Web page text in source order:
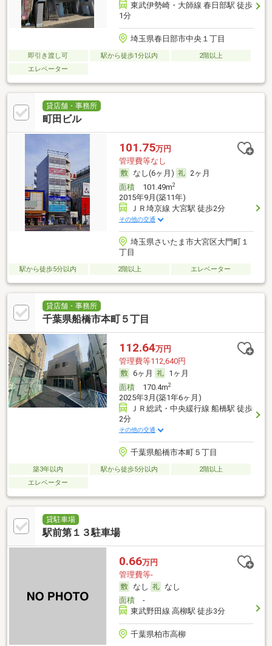
東武伊勢崎・大師線 春日部駅 徒歩
1分
埼玉県春日部市中央１丁目
即引き渡し可 駅から徒歩1分以内
2階以上
エレベーター
貸店舗・事務所
町田ビル
101.75万円
管理費等なし
なし(6ヶ月)
2ヶ月
面積101.49m2
2015年9月(築11年)
ＪＲ埼京線 大宮駅 徒歩2分
その他の交通
埼玉県さいたま市大宮区大門町１
丁目
駅から徒歩5分以内 2階以上 エレベーター
貸店舗・事務所
千葉県船橋市本町５丁目
112.64万円
管理費等112,640円
6ヶ月
1ヶ月
面積170.4m2
2025年3月(築1年6ヶ月)
ＪＲ総武・中央緩行線 船橋駅 徒歩
2分
その他の交通
千葉県船橋市本町５丁目
築3年以内 駅から徒歩5分以内
2階以上
エレベーター
貸駐車場
駅前第１３駐車場
0.66万円
管理費等-
なし
なし
面積-
東武野田線 高柳駅 徒歩3分
千葉県柏市高柳